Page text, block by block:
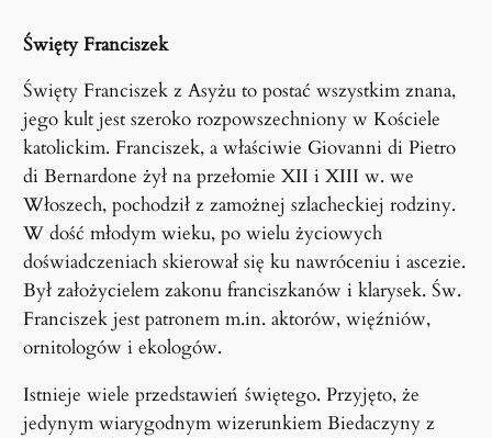
Święty Franciszek
Święty Franciszek z Asyżu to postać wszystkim znana,
jego kult jest szeroko rozpowszechniony w Kościele
katolickim. Franciszek, a właściwie Giovanni di Pietro
di Bernardone żył na przełomie XII i XIII w. we
Włoszech, pochodził z zamożnej szlacheckiej rodziny.
W dość młodym wieku, po wielu życiowych
doświadczeniach skierował się ku nawróceniu i ascezie.
Był założycielem zakonu franciszkanów i klarysek. Św.
Franciszek jest patronem m.in. aktorów, więźniów,
ornitologów i ekologów.
Istnieje wiele przedstawień świętego. Przyjęto, że
jedynym wiarygodnym wizerunkiem Biedaczyny z